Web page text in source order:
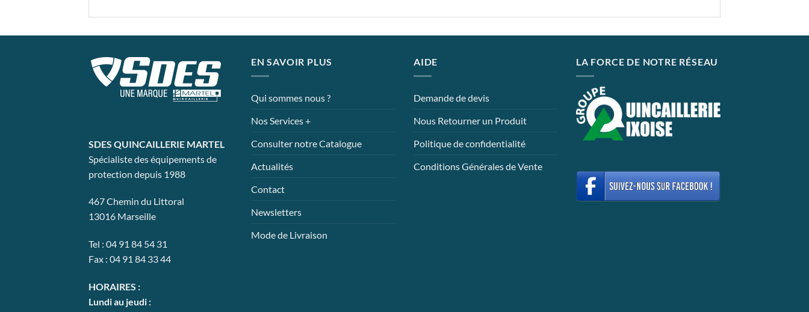
SDES QUINCAILLERIE MARTEL
Spécialiste des équipements de
protection depuis 1988
467 Chemin du Littoral
13016 Marseille
Tel : 04 91 84 54 31
Fax : 04 91 84 33 44
HORAIRES :
Lundi au jeudi :
EN SAVOIR PLUS
Qui sommes nous ?
Nos Services +
Consulter notre Catalogue
Actualités
Contact
Newsletters
Mode de Livraison
AIDE
Demande de devis
Nous Retourner un Produit
Politique de confidentialité
Conditions Générales de Vente
LA FORCE DE NOTRE RÉSEAU